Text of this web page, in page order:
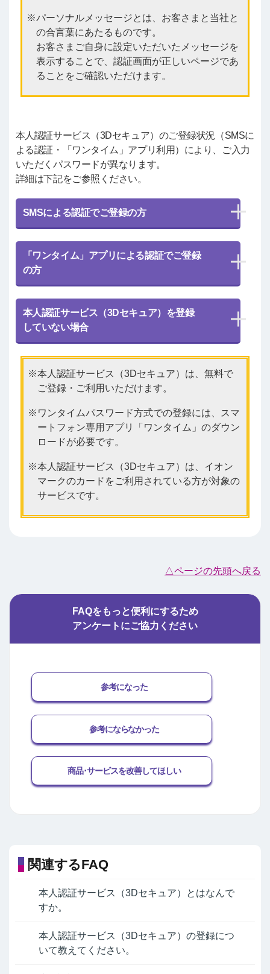
パーソナルメッセージとは、お客さまと当社と
の合言葉にあたるものです。
お客さまご自身に設定いただいたメッセージを
表示することで、認証画面が正しいページであ
ることをご確認いただけます。
本人認証サービス（3Dセキュア）のご登録状況（SMSに
よる認証・「ワンタイム」アプリ利用）により、ご入力
いただくパスワードが異なります。
詳細は下記をご参照ください。
SMSによる認証でご登録の方
「ワンタイム」アプリによる認証でご登録
の方
本人認証サービス（3Dセキュア）を登録
していない場合
本人認証サービス（3Dセキュア）は、無料で
ご登録・ご利用いただけます。
ワンタイムパスワード方式での登録には、スマ
ートフォン専用アプリ「ワンタイム」のダウン
ロードが必要です。
本人認証サービス（3Dセキュア）は、イオン
マークのカードをご利用されている方が対象の
サービスです。
△ページの先頭へ戻る
FAQをもっと便利にするため
アンケートにご協力ください
参考になった
参考にならなかった
商品･サービスを改善してほしい
関連するFAQ
本人認証サービス（3Dセキュア）とはなんで
すか。
本人認証サービス（3Dセキュア）の登録につ
いて教えてください。